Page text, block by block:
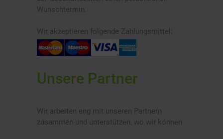
Wunschtermin.
Wir akzeptieren folgende Zahlungsmittel:
Unsere Partner
Wir arbeiten eng mit unseren Partnern
zusammen und unterstützen, wo wir können.